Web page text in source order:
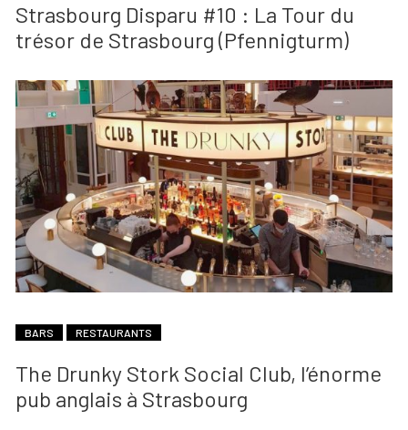
Strasbourg Disparu #10 : La Tour du
trésor de Strasbourg (Pfennigturm)
BARS RESTAURANTS
The Drunky Stork Social Club, l’énorme
pub anglais à Strasbourg